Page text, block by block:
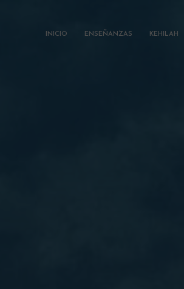
INICIO ENSEÑANZAS KEHILAH